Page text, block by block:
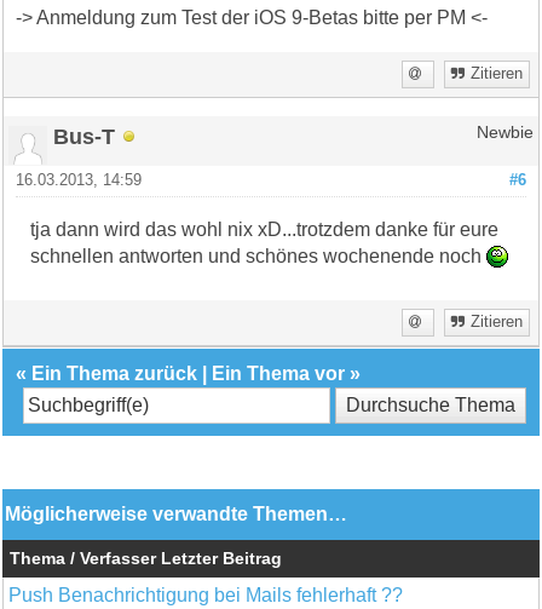
-> Anmeldung zum Test der iOS 9-Betas bitte per PM <-
Zitieren
Bus-T Newbie
#6
16.03.2013, 14:59
tja dann wird das wohl nix xD...trotzdem danke für eure
schnellen antworten und schönes wochenende noch
Zitieren
« Ein Thema zurück Ein Thema vor »
Möglicherweise verwandte Themen…
Thema / Verfasser Letzter Beitrag
Push Benachrichtigung bei Mails fehlerhaft ??